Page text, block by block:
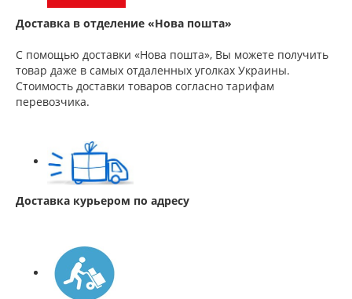
Доставка в отделение «Нова пошта»
С помощью доставки «Нова пошта», Вы можете получить
товар даже в самых отдаленных уголках Украины.
Стоимость доставки товаров согласно тарифам
перевозчика.
Доставка курьером по адресу